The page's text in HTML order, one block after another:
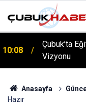
Çubuk’ta
Vizyonu
12:06
ÇUBUK’TA
Gönüllerince
Anasayfa
Hazır